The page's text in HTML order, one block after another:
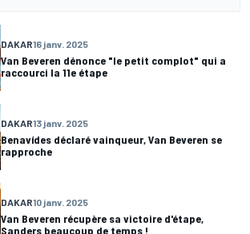
DAKAR16 janv. 2025
Van Beveren dénonce "le petit complot" qui a
raccourci la 11e étape
DAKAR13 janv. 2025
Benavídes déclaré vainqueur, Van Beveren se
rapproche
DAKAR10 janv. 2025
Van Beveren récupère sa victoire d'étape,
Sanders beaucoup de temps !